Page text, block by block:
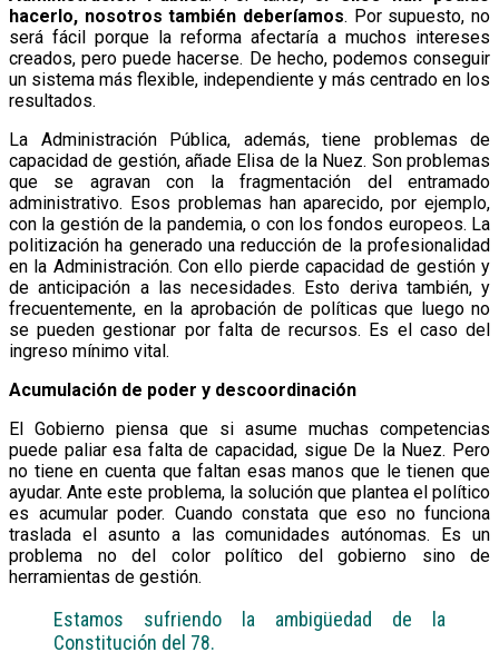
hacerlo, nosotros también deberíamos. Por supuesto, no
será fácil porque la reforma afectaría a muchos intereses
creados, pero puede hacerse. De hecho, podemos conseguir
un sistema más flexible, independiente y más centrado en los
resultados.
La Administración Pública, además, tiene problemas de
capacidad de gestión, añade Elisa de la Nuez. Son problemas
que se agravan con la fragmentación del entramado
administrativo. Esos problemas han aparecido, por ejemplo,
con la gestión de la pandemia, o con los fondos europeos. La
politización ha generado una reducción de la profesionalidad
en la Administración. Con ello pierde capacidad de gestión y
de anticipación a las necesidades. Esto deriva también, y
frecuentemente, en la aprobación de políticas que luego no
se pueden gestionar por falta de recursos. Es el caso del
ingreso mínimo vital.
Acumulación de poder y descoordinación
El Gobierno piensa que si asume muchas competencias
puede paliar esa falta de capacidad, sigue De la Nuez. Pero
no tiene en cuenta que faltan esas manos que le tienen que
ayudar. Ante este problema, la solución que plantea el político
es acumular poder. Cuando constata que eso no funciona
traslada el asunto a las comunidades autónomas. Es un
problema no del color político del gobierno sino de
herramientas de gestión.
Estamos sufriendo la ambigüedad de la
Constitución del 78.